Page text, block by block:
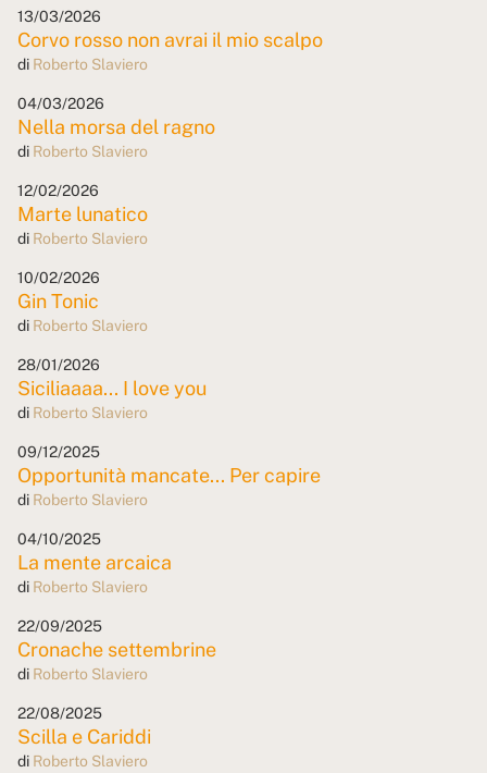
13/03/2026
Corvo rosso non avrai il mio scalpo
di Roberto Slaviero
04/03/2026
Nella morsa del ragno
di Roberto Slaviero
12/02/2026
Marte lunatico
di Roberto Slaviero
10/02/2026
Gin Tonic
di Roberto Slaviero
28/01/2026
Siciliaaaa... I love you
di Roberto Slaviero
09/12/2025
Opportunità mancate... Per capire
di Roberto Slaviero
04/10/2025
La mente arcaica
di Roberto Slaviero
22/09/2025
Cronache settembrine
di Roberto Slaviero
22/08/2025
Scilla e Cariddi
di Roberto Slaviero